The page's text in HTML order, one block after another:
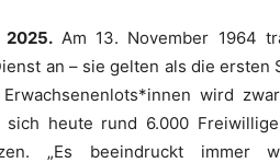
2025.Am 13. November 1964
an – sie gelten als die
wird
sich heute rund 6.000
„Es beeindruckt immer